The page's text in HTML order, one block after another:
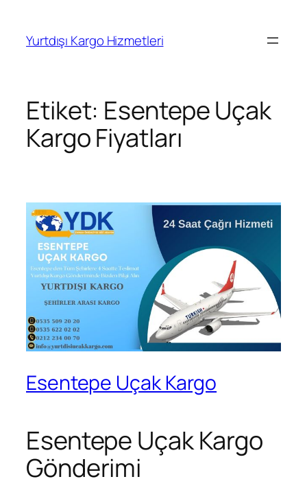
Yurtdışı Kargo Hizmetleri
Etiket: Esentepe Uçak
Kargo Fiyatları
Esentepe Uçak Kargo
Esentepe Uçak Kargo
Gönderimi